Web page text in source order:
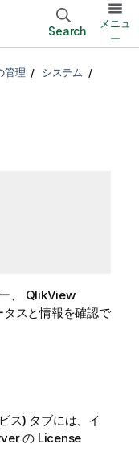
Search
メニュ
ー
管理
システム
、 QlikView
スと情報を確認で
ス) タブには、イ
の License